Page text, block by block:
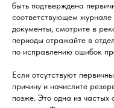
быть подтверждена
соответствующем
документы, смотрите в
периоды отражайте в
по исправлению ошибок
Если отсутствуют
причину и начислите
позже. Это одна из